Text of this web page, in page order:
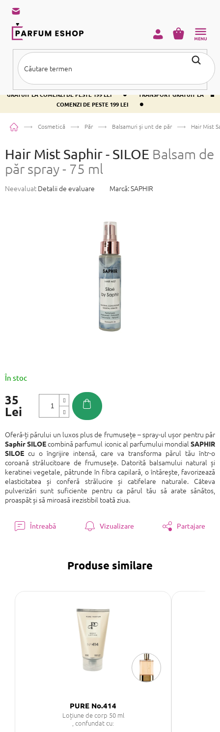
conținut
TRANSPORT GRATUIT LA COMENZI DE PESTE 199 LEI •
TRANSPORT
GRATUIT LA COMENZI DE PESTE 199 LEI
•
TRANSPORT GRATUIT LA
COMENZI DE PESTE 199 LEI
•
COŞ
Acasă Cosmetică Păr Balsamuri și unt de păr Hair Mist
Hair Mist Saphir - SILOE Balsam de
păr spray - 75 ml
Evaluarea
Neevaluat Detalii de evaluare Marcă:SAPHIR
35
Lei
preţ:
În stoc
Oferă-ți părului un luxos plus de frumusețe – spray-ul ușor pentru păr
Saphir SILOEcombină parfumul iconic al parfumului mondial SAPHIR
SILOE cu o îngrijire intensă, care va transforma părul tău într-o
coroană strălucitoare de frumusețe. Datorită balsamului natural și
keratinei vegetale, pătrunde în fibra capilară, o întărește, favorizează
elasticitatea și conferă strălucire și catifelare naturale. Câteva
pulverizări sunt suficiente pentru ca părul tău să arate sănătos,
proaspăt și să miroasă irezistibil toată ziua.
Întreabă Vizualizare Partajare
Produse similare
PURE No.414
Loțiune de corp 50 ml
, confundat cu: